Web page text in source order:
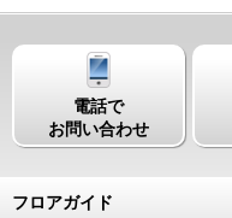
電話で
お問い合わせ
フロアガイド